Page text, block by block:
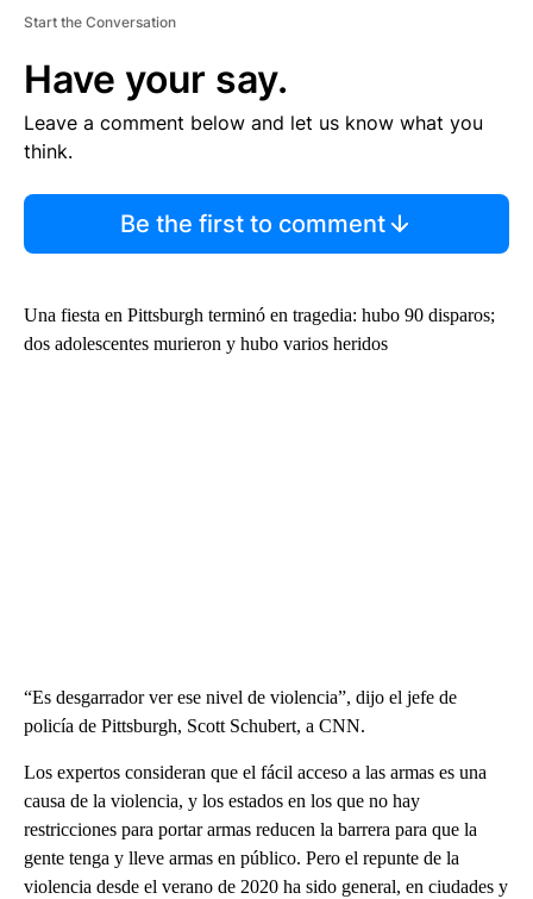
Start the Conversation
Have your say.
Leave a comment below and let us know what you
think.
Be the first to comment
Una fiesta en Pittsburgh terminó en tragedia: hubo 90 disparos;
dos adolescentes murieron y hubo varios heridos
“Es desgarrador ver ese nivel de violencia”, dijo el jefe de
policía de Pittsburgh, Scott Schubert, a CNN.
Los expertos consideran que el fácil acceso a las armas es una
causa de la violencia, y los estados en los que no hay
restricciones para portar armas reducen la barrera para que la
gente tenga y lleve armas en público. Pero el repunte de la
violencia desde el verano de 2020 ha sido general, en ciudades y